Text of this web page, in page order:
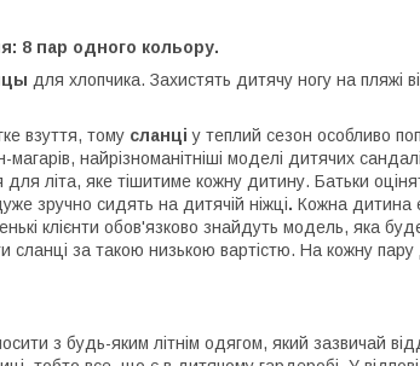
8 пар одного кольору.
для хлопчика. Захистять дитячу ногу на пляжі
взуття, тому сланці у теплий сезон особливо
найрізноманітніші моделі дитячих
літа, яке тішитиме кожну дитину. Батьки
зручно сидять на дитячій ніжці. Кожна дитина є
клієнти обов'язково знайдуть модель, яка
за такою низькою вартістю. На кожну
з будь-яким літнім одягом, який зазвичай